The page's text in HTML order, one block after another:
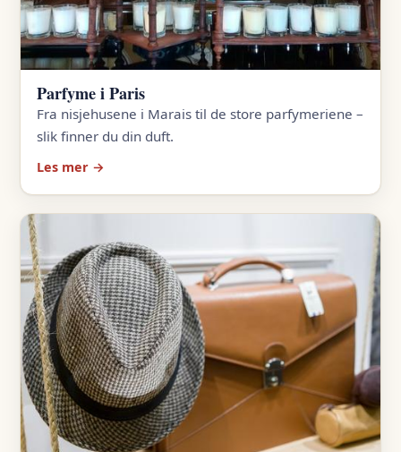
Parfyme i Paris
Fra nisjehusene i Marais til de store parfymeriene –
slik finner du din duft.
Les mer →